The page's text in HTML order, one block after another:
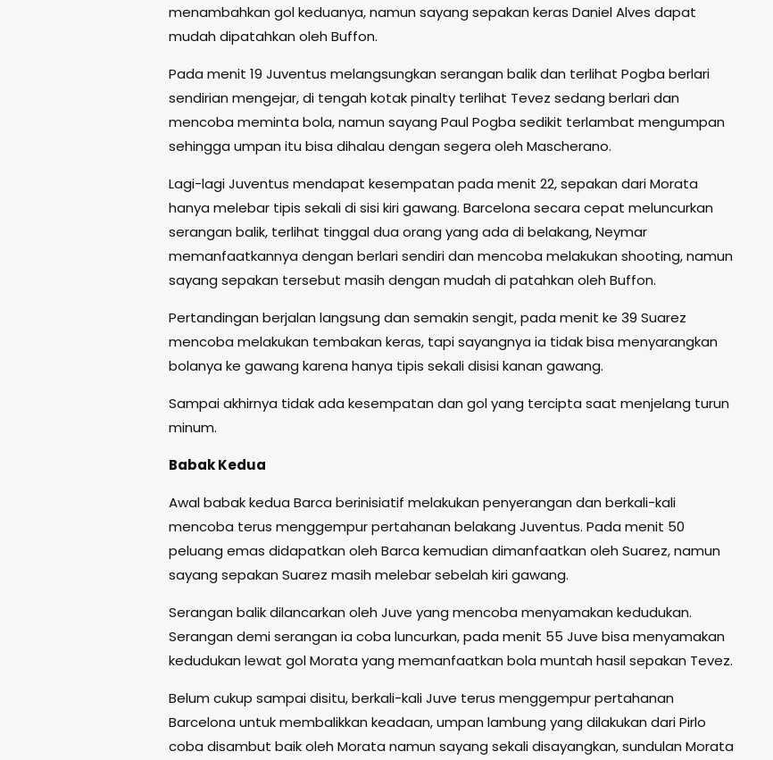
menambahkan gol keduanya, namun sayang sepakan keras Daniel Alves dapat
mudah dipatahkan oleh Buffon.
Pada menit 19 Juventus melangsungkan serangan balik dan terlihat Pogba berlari
sendirian mengejar, di tengah kotak pinalty terlihat Tevez sedang berlari dan
mencoba meminta bola, namun sayang Paul Pogba sedikit terlambat mengumpan
sehingga umpan itu bisa dihalau dengan segera oleh Mascherano.
Lagi-lagi Juventus mendapat kesempatan pada menit 22, sepakan dari Morata
hanya melebar tipis sekali di sisi kiri gawang. Barcelona secara cepat meluncurkan
serangan balik, terlihat tinggal dua orang yang ada di belakang, Neymar
memanfaatkannya dengan berlari sendiri dan mencoba melakukan shooting, namun
sayang sepakan tersebut masih dengan mudah di patahkan oleh Buffon.
Pertandingan berjalan langsung dan semakin sengit, pada menit ke 39 Suarez
mencoba melakukan tembakan keras, tapi sayangnya ia tidak bisa menyarangkan
bolanya ke gawang karena hanya tipis sekali disisi kanan gawang.
Sampai akhirnya tidak ada kesempatan dan gol yang tercipta saat menjelang turun
minum.
Babak Kedua
Awal babak kedua Barca berinisiatif melakukan penyerangan dan berkali-kali
mencoba terus menggempur pertahanan belakang Juventus. Pada menit 50
peluang emas didapatkan oleh Barca kemudian dimanfaatkan oleh Suarez, namun
sayang sepakan Suarez masih melebar sebelah kiri gawang.
Serangan balik dilancarkan oleh Juve yang mencoba menyamakan kedudukan.
Serangan demi serangan ia coba luncurkan, pada menit 55 Juve bisa menyamakan
kedudukan lewat gol Morata yang memanfaatkan bola muntah hasil sepakan Tevez.
Belum cukup sampai disitu, berkali-kali Juve terus menggempur pertahanan
Barcelona untuk membalikkan keadaan, umpan lambung yang dilakukan dari Pirlo
coba disambut baik oleh Morata namun sayang sekali disayangkan, sundulan Morata